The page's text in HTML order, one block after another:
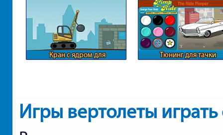
Кран с ядром для
Тюнинг для тачки
Игры вертолеты